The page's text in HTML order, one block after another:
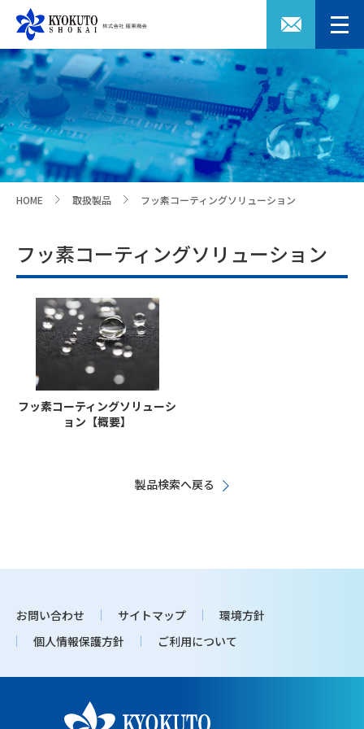
HOME 取扱製品 フッ素コーティングソリューション
フッ素コーティングソリューション
フッ素コーティングソリューシ
ョン【概要】
製品検索へ戻る
お問い合わせ サイトマップ
環境方針
個人情報保護方針
ご利用について